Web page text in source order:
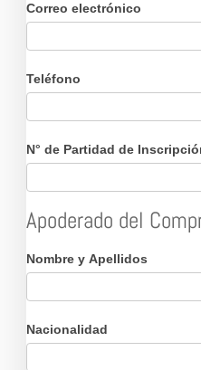
Correo electrónico
Teléfono
N° de Partidad de
Apoderado del
Nombre y Apellidos
Nacionalidad